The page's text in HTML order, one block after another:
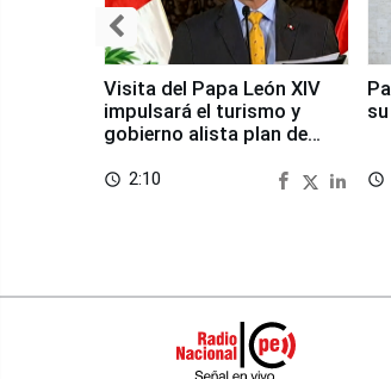
Visita del Papa León XIV
impulsará el turismo y
gobierno alista plan de
access_time 2:10 access_time